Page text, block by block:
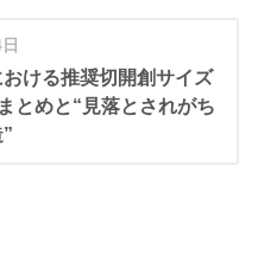
ける推奨切開創サイズ
とめと“見落とされがち